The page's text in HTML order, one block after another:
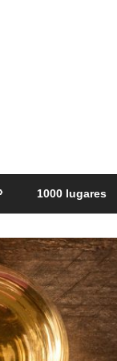
1000 lugares